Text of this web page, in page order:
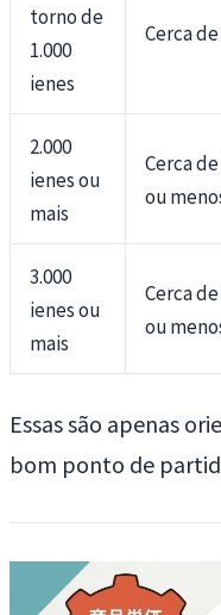
torno de
1.000
ienes
Cerca
2.000
ienes ou
mais
Cerca
ou
3.000
ienes ou
mais
Cerca
ou
Essas são apenas
bom ponto de